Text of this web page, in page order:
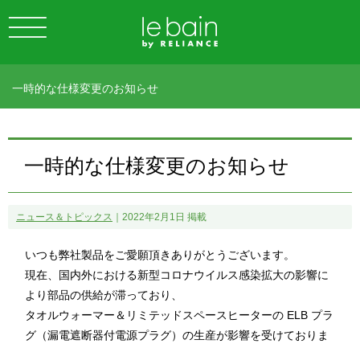
一時的な仕様変更のお知らせ
一時的な仕様変更のお知らせ
ニュース＆トピックス ｜2022年2月1日 掲載
いつも弊社製品をご愛願頂きありがとうございます。
現在、国内外における新型コロナウイルス感染拡大の影響に
より部品の供給が滞っており、
タオルウォーマー＆リミテッドスペースヒーターの ELB プラ
グ（漏電遮断器付電源プラグ）の生産が影響を受けておりま